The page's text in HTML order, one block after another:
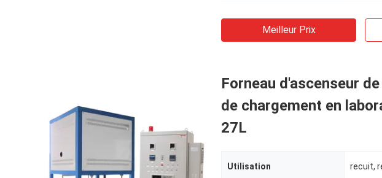
Meilleur Prix
Forneau d'ascenseur
de chargement en
27L
Utilisation recuit,